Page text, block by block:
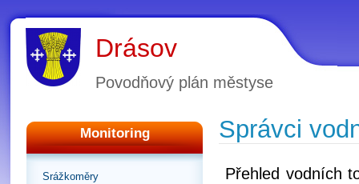
Drásov
Povodňový plán městyse
Monitoring
Srážkoměry
Správci
Přehled vodních